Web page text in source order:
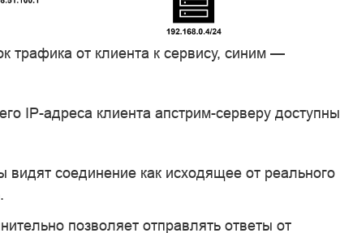
трафика от клиента к сервису, синим —
IP-адреса клиента апстрим-серверу доступны
соединение как исходящее от реального
позволяет отправлять ответы от